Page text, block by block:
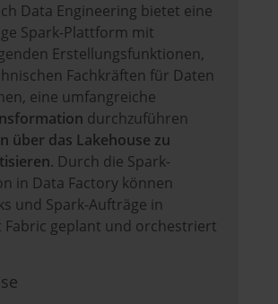
Data Engineering bietet eine
Spark-Plattform mit
Erstellungsfunktionen,
Fachkräften für Daten
eine umfangreiche
durchzuführen
über das Lakehouse zu
. Durch die Spark-
in Data Factory können
und Spark-Aufträge in
Fabric geplant und orchestriert